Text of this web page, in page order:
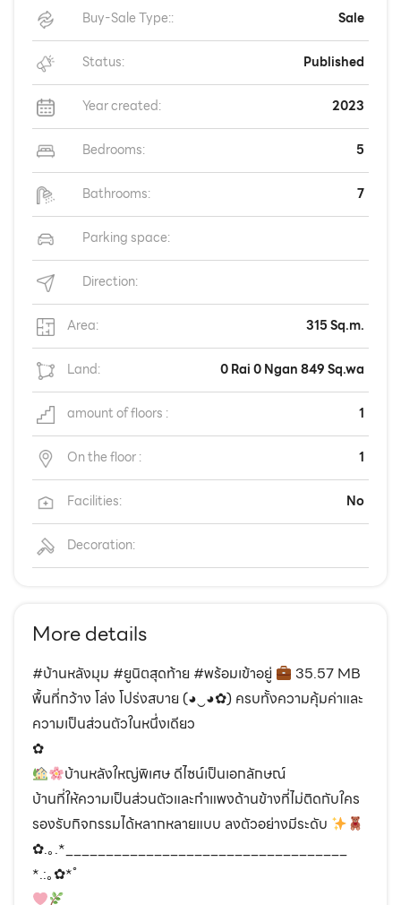
Buy-Sale Type:: Sale
Status: Published
Year created: 2023
Bedrooms: 5
Bathrooms: 7
Parking space:
Direction:
Area: 315 Sq.m.
Land: 0 Rai 0 Ngan 849 Sq.wa
amount of floors : 1
On the floor : 1
Facilities: No
Decoration:
More details
#บ้านหลังมุม #ยูนิตสุดท้าย #พร้อมเข้าอยู่
35.57 MB
พื้นที่กว้าง โล่ง โปร่งสบาย (◕‿◕✿) ครบทั้งความคุ้มค่าและ
ความเป็นส่วนตัวในหนึ่งเดียว
✿
บ้านหลังใหญ่พิเศษ ดีไซน์เป็นเอกลักษณ์
บ้านที่ให้ความเป็นส่วนตัวและกำแพงด้านข้างที่ไม่ติดกับใคร
รองรับกิจกรรมได้หลากหลายแบบ ลงตัวอย่างมีระดับ
✿.｡.*___________________________________
*.:｡✿*ﾟ